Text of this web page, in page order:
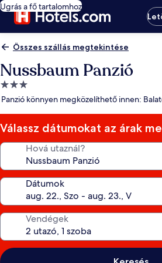
Ugrás a fő tartalomhoz
Összes szállás megtekintése
Nussbaum Panzió
3.0
csillagos
Panzió könnyen megközelíthető innen:
Válassz dátumokat az árak
Hová utaznál?
Dátumok
Vendégek